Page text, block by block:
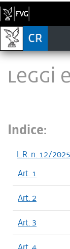
LEGGI
Indice:
L.R. n. 12/2025
Art. 1
Art. 2
Art. 3